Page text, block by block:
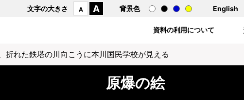
文字の大きさ A A 背景色 English
資料の利用について
折れた鉄塔の川向こうに本川国民学校が見える
原爆の絵